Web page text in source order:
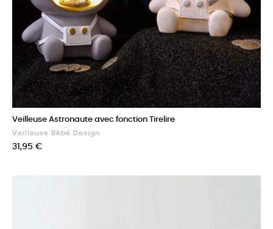
Veilleuse Astronaute avec fonction Tirelire
Veilleuse Bébé Design
Prix
31,95 €